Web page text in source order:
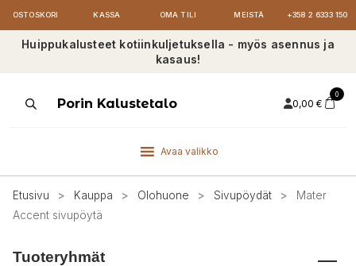
OSTOSKORI KASSA OMA TILI MEISTÄ +358 2 6333 150
Huippukalusteet kotiinkuljetuksella - myös asennus ja
kasaus!
ProductsPorin Kalustetalo 0,00 €
0
Avaa valikko
Etusivu > Kauppa > Olohuone > Sivupöydät >
Mater
Accent sivupöytä
Tuoteryhmät